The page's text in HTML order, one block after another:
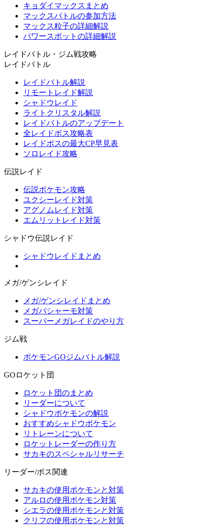
キョダイマックスまとめ
マックスバトルの参加方法
マックス粒子の詳細解説
パワースポットの詳細解説
レイドバトル・ジム戦攻略
レイドバトル
レイドバトル解説
リモートレイド解説
シャドウレイド
ライトクリスタル解説
レイドバトルのアップデート
全レイドボス攻略表
レイドボスの最大CP早見表
ソロレイド攻略
伝説レイド
伝説ポケモン攻略
ユクシーレイド対策
アグノムレイド対策
エムリットレイド対策
シャドウ伝説レイド
シャドウレイドまとめ
メガ/ゲンシレイド
メガ/ゲンシレイドまとめ
メガバシャーモ対策
スーパーメガレイドのやり方
ジム戦
ポケモンGOジムバトル解説
GOロケット団
ロケット団のまとめ
リーダーについて
シャドウポケモンの解説
おすすめシャドウポケモン
リトレーンについて
ロケットレーダーの作り方
サカキのスペシャルリサーチ
リーダー/ボス関連
サカキの使用ポケモンと対策
アルロの使用ポケモン対策
シエラの使用ポケモンと対策
クリフの使用ポケモンと対策